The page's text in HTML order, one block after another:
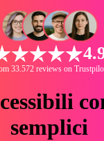
33.572 reviews on
semplici